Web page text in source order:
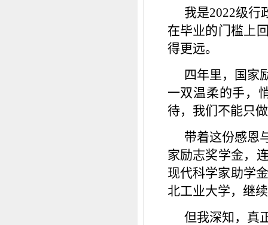
我是2022级行
在毕业的门槛上
得更远。
四年里，国家
一双温柔的手，
待，我们不能只
带着这份感恩
家励志奖学金，
现代科学家助学
北工业大学，继
但我深知，真